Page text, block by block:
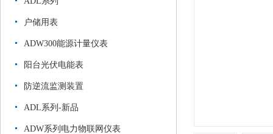
户储用表
ADW300能源计量仪表
阳台光伏电能表
防逆流监测装置
ADL系列-新品
ADW系列电力物联网仪表